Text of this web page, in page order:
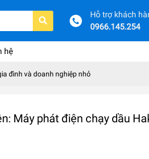
Hỗ trợ khách
0966.145.254
hệ
đình và doanh nghiệp nhỏ
Máy phát điện chạy dầu